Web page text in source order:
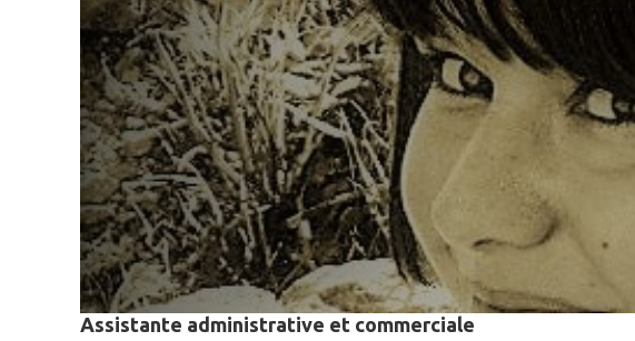
Assistante administrative et commerciale